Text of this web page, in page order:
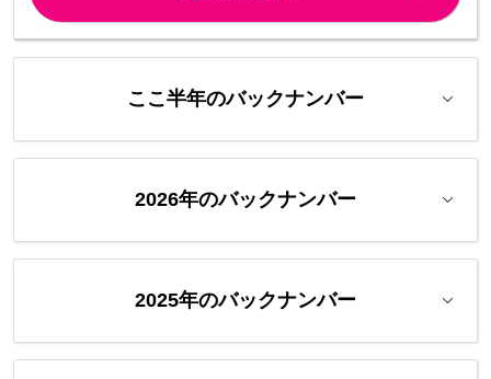
ここ半年のバックナンバー
2026年のバックナンバー
2025年のバックナンバー